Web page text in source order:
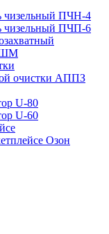
чизельный ПЧН-4
чизельный ПЧП-6
очистки АППЗ
U-80
U-60
Озон